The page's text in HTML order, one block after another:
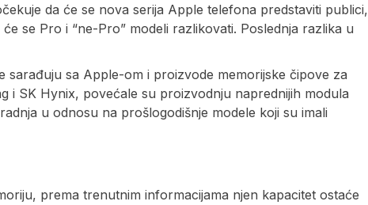
da će se nova serija Apple telefona predstaviti publici,
se Pro i “ne-Pro” modeli razlikovati. Poslednja razlika u
sarađuju sa Apple-om i proizvode memorijske čipove za
i SK Hynix, povećale su proizvodnju naprednijih modula
u odnosu na prošlogodišnje modele koji su imali
prema trenutnim informacijama njen kapacitet ostaće